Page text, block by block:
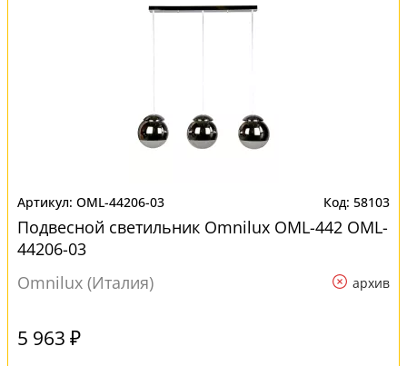
OML-44206-03 58103
Подвесной светильник Omnilux OML-442 OML-
44206-03
Omnilux (Италия)
архив
5 963 ₽